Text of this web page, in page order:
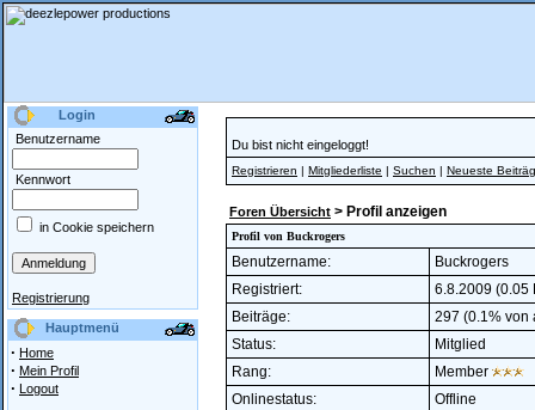
Login
Benutzername
Kennwort
in Cookie speichern
Registrierung
Hauptmenü
· Home
· Mein Profil
· Logout
Du bist nicht eingeloggt!
Registrieren | Mitgliederliste | Suchen | Neueste
Foren Übersicht > Profil anzeigen
Profil von Buckrogers
Benutzername:
Buckrogers
Registriert:
6.8.2009 (0.05
Beiträge:
297 (0.1% von
Status:
Mitglied
Rang:
Member
Onlinestatus:
Offline